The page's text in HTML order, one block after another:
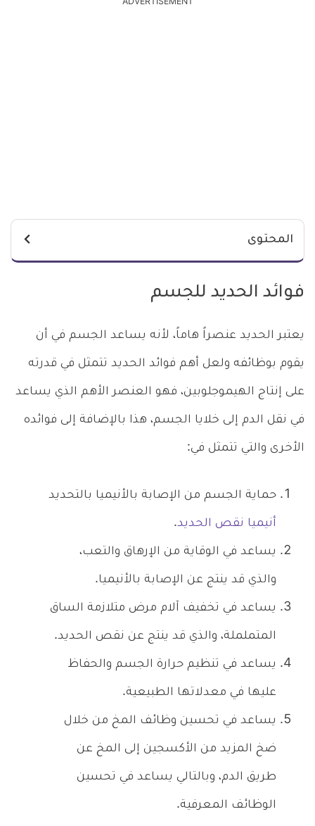
ADVERTISEMENT
المحتوى
فوائد الحديد للجسم
يعتبر الحديد عنصراً هاماً، لأنه يساعد الجسم في أن
يقوم بوظائفه ولعل أهم فوائد الحديد تتمثل في قدرته
على إنتاج الهيموجلوبين، فهو العنصر الأهم الذي يساعد
في نقل الدم إلى خلايا الجسم، هذا بالإضافة إلى فوائده
الأخرى والتي تتمثل في:
حماية الجسم من الإصابة بالأنيميا بالتحديد
أنيميا نقص الحديد.
يساعد في الوقاية من الإرهاق والتعب،
والذي قد ينتج عن الإصابة بالأنيميا.
يساعد في تخفيف آلام مرض متلازمة الساق
المتململة، والذي قد ينتج عن نقص الحديد.
يساعد في تنظيم حرارة الجسم والحفاظ
عليها في معدلاتها الطبيعية.
يساعد في تحسين وظائف المخ من خلال
ضخ المزيد من الأكسجين إلى المخ عن
طريق الدم، وبالتالي يساعد في تحسين
الوظائف المعرفية.